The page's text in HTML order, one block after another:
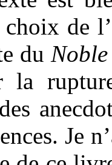
de
du
la
Je